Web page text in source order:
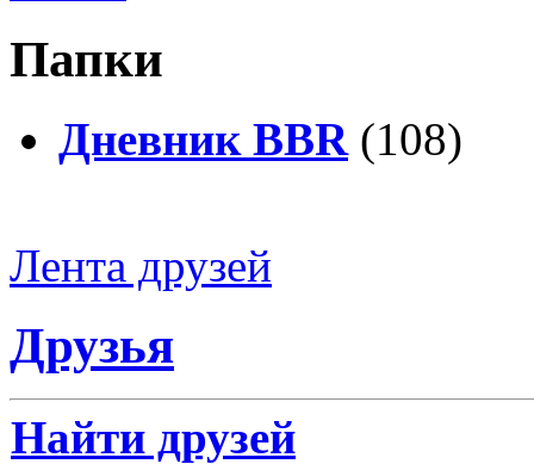
Папки
Дневник BBR (108)
Лента друзей
Друзья
Найти друзей